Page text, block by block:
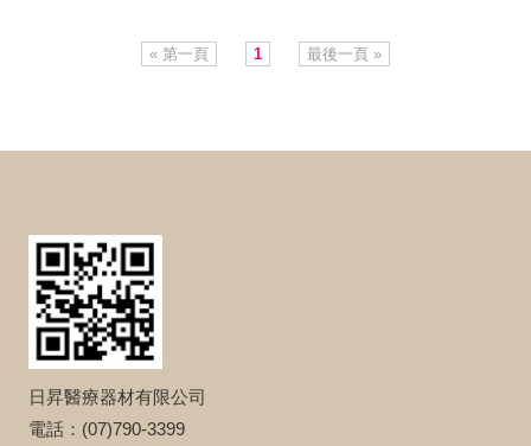
« 第一頁 1 最後一頁 »
日昇醫療器材有限公司
電話：(07)790-3399